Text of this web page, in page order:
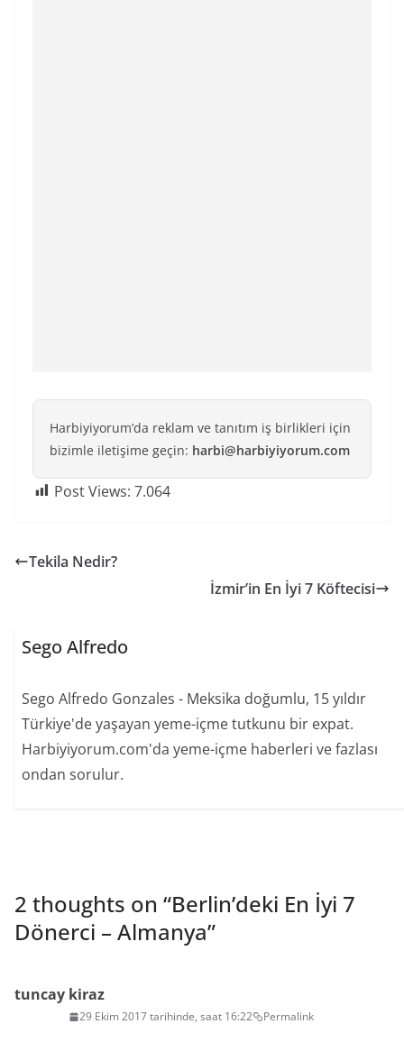
Harbiyiyorum’da reklam ve tanıtım iş birlikleri için
bizimle iletişime geçin: harbi@harbiyiyorum.com
Post Views: 7.064
Tekila Nedir?
İzmir’in En İyi 7 Köftecisi
Sego Alfredo
Sego Alfredo Gonzales - Meksika doğumlu, 15 yıldır
Türkiye'de yaşayan yeme-içme tutkunu bir expat.
Harbiyiyorum.com'da yeme-içme haberleri ve fazlası
ondan sorulur.
2 thoughts on “Berlin’deki En İyi 7
Dönerci – Almanya”
tuncay kiraz
29 Ekim 2017 tarihinde, saat 16:22 Permalink